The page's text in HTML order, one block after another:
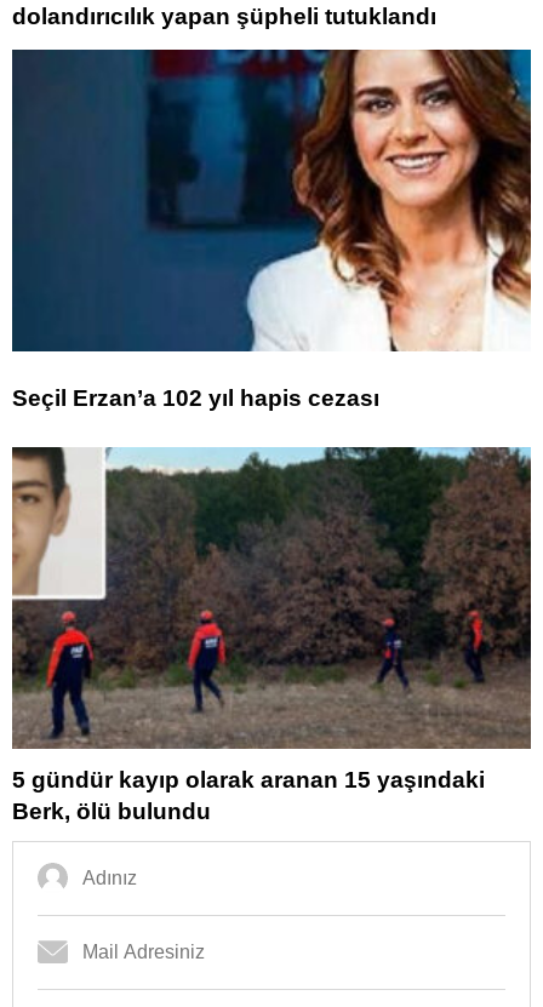
dolandırıcılık yapan şüpheli tutuklandı
Seçil Erzan’a 102 yıl hapis cezası
5 gündür kayıp olarak aranan 15 yaşındaki
Berk, ölü bulundu